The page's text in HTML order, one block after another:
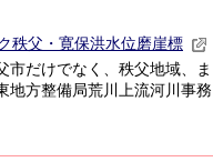
秩父・寛保洪水位磨崖標
だけでなく、秩父地域、ま
地方整備局荒川上流河川事務